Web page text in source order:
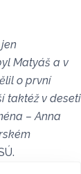
Matyáš a v
o první
taktéž v deseti
– Anna